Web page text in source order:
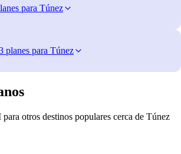
para Túnez
planes para Túnez
otros destinos populares cerca de Túnez